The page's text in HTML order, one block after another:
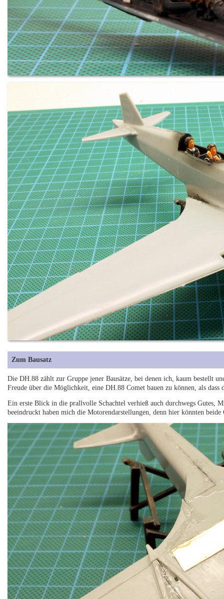
Zum Bausatz
Die DH.88 zählt zur Gruppe jener Bausätze, bei denen ich, kaum bestellt
Freude über die Möglichkeit, eine DH.88 Comet bauen zu können, als dass
Ein erste Blick in die prallvolle Schachtel verhieß auch durchwegs Gutes,
beeindruckt haben mich die Motorendarstellungen, denn hier könnten